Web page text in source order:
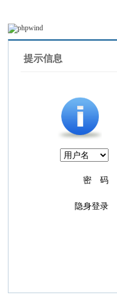
提示信息
密 码
隐身登录